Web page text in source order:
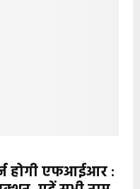
होगी एफआईआर :